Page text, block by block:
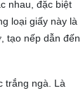
nhau, đặc biệt
loại giấy này là
tạo nếp dẫn đến
trắng ngà. Là